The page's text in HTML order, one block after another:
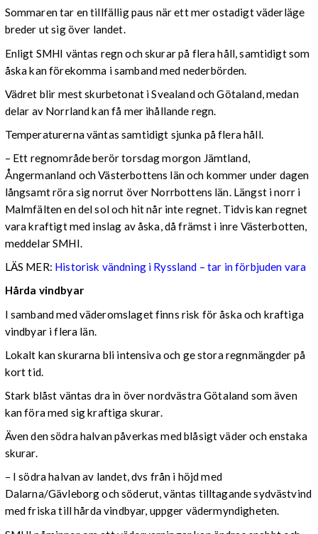
Sommaren tar en tillfällig paus när ett mer ostadigt väderläge
breder ut sig över landet.
Enligt SMHI väntas regn och skurar på flera håll, samtidigt som
åska kan förekomma i samband med nederbörden.
Vädret blir mest skurbetonat i Svealand och Götaland, medan
delar av Norrland kan få mer ihållande regn.
Temperaturerna väntas samtidigt sjunka på flera håll.
– Ett regnområde berör torsdag morgon Jämtland,
Ångermanland och Västerbottens län och kommer under dagen
långsamt röra sig norrut över Norrbottens län. Längst i norr i
Malmfälten en del sol och hit når inte regnet. Tidvis kan regnet
vara kraftigt med inslag av åska, då främst i inre Västerbotten,
meddelar SMHI.
LÄS MER: Historisk vändning i Ryssland – tar in förbjuden vara
Hårda vindbyar
I samband med väderomslaget finns risk för åska och kraftiga
vindbyar i flera län.
Lokalt kan skurarna bli intensiva och ge stora regnmängder på
kort tid.
Stark blåst väntas dra in över nordvästra Götaland som även
kan föra med sig kraftiga skurar.
Även den södra halvan påverkas med blåsigt väder och enstaka
skurar.
– I södra halvan av landet, dvs från i höjd med
Dalarna/Gävleborg och söderut, väntas tilltagande sydvästvind
med friska till hårda vindbyar, uppger vädermyndigheten.